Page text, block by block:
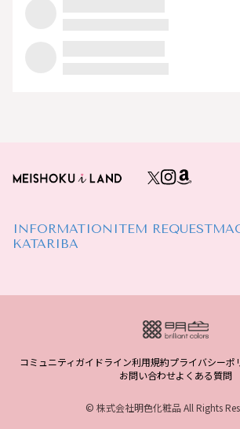
INFORMATION ITEM REQUEST
KATARIBA
コミュニティガイドライン利用規約プライバシーポ
お問い合わせよくある質問
© 株式会社明色化粧品 All Rights